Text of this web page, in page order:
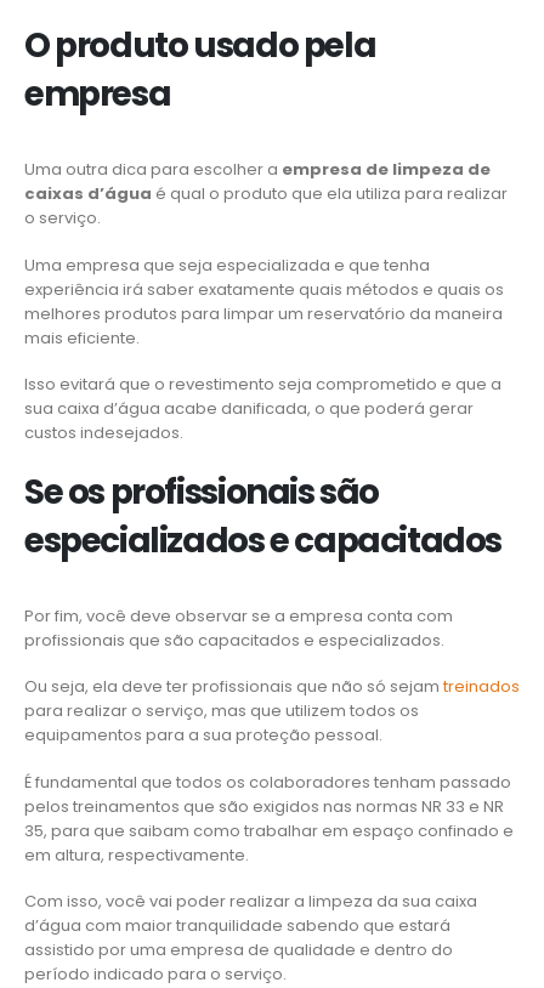
O produto usado pela
empresa
Uma outra dica para escolher a empresa de limpeza de
caixas d’água é qual o produto que ela utiliza para realizar
o serviço.
Uma empresa que seja especializada e que tenha
experiência irá saber exatamente quais métodos e quais os
melhores produtos para limpar um reservatório da maneira
mais eficiente.
Isso evitará que o revestimento seja comprometido e que a
sua caixa d’água acabe danificada, o que poderá gerar
custos indesejados.
Se os profissionais são
especializados e capacitados
Por fim, você deve observar se a empresa conta com
profissionais que são capacitados e especializados.
Ou seja, ela deve ter profissionais que não só sejamtreinados
para realizar o serviço, mas que utilizem todos os
equipamentos para a sua proteção pessoal.
É fundamental que todos os colaboradores tenham passado
pelos treinamentos que são exigidos nas normas NR 33 e NR
35, para que saibam como trabalhar em espaço confinado e
em altura, respectivamente.
Com isso, você vai poder realizar a limpeza da sua caixa
d’água com maior tranquilidade sabendo que estará
assistido por uma empresa de qualidade e dentro do
período indicado para o serviço.